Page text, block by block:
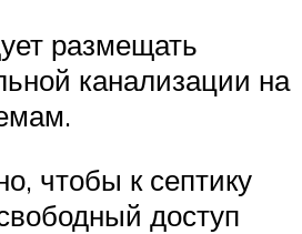
размещать
канализации на
чтобы к септику
доступ